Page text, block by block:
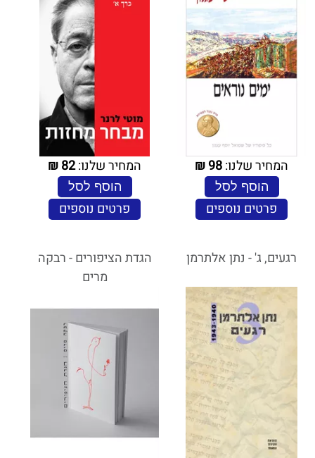
המחיר שלנו:98
₪
הוסף לסל
פרטים נוספים
המחיר שלנו:82
₪
הוסף לסל
פרטים נוספים
רגעים, ג' - נתן אלתרמן
הגדת הציפורים - רבקה
מרים